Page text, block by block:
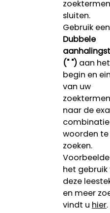
sluiten.
Gebruik een
Dubbele
(" ")aan het
begin en
van uw
naar de
woorden te
zoeken.
het gebruik
deze
en meer
vindt u hier.